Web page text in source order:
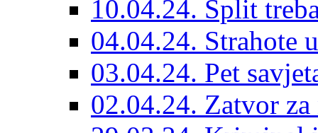
10.04.24. Split
04.04.24. Strahote
03.04.24. Pet
02.04.24. Zatvor